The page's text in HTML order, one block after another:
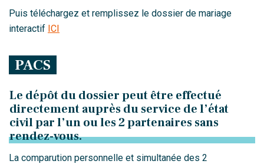
Puis téléchargez et remplissez le dossier de mariage
interactif ICI
PACS
Le dépôt du dossier peut être effectué
directement auprès du service de l’état
civil par l’un ou les 2 partenaires sans
rendez-vous.
La comparution personnelle et simultanée des 2